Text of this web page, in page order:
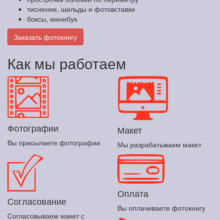
тиснение, шильды и фотовставки
боксы, минибук
Заказать фотокнигу
Как мы работаем
Фотографии
Вы присылаете фотографии
Макет
Мы разрабатываем макет
Согласование
Согласовываем макет с
Оплата
Вы оплачиваете фотокнигу